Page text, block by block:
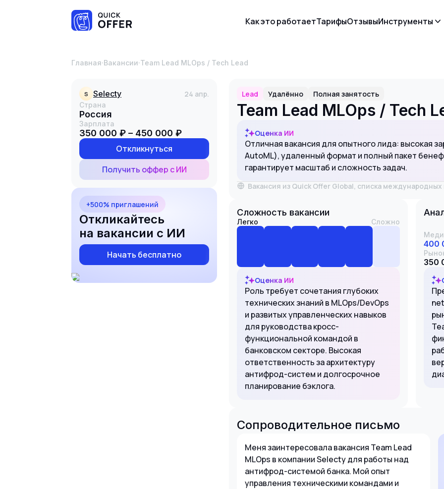
Как это работаетТарифыОтзывыИнструменты
Главная·Вакансии· Team Lead MLOps / Tech Lead
S Selecty 24 апр.
Страна
Россия
Зарплата
350 000 ₽ – 450 000 ₽
Откликнуться
Получить оффер с ИИ
+500% приглашений
Откликайтесь
на вакансии с ИИ
Начать бесплатно
Lead Удалённо Полная занятость
Team Lead MLOps / Tech
Оценка ИИ
Отличная вакансия для опытного лида: высокая
AutoML), удаленный формат и полный пакет
гарантирует масштаб и сложность задач.
Вакансия из Quick Offer Global, списка
Сложность вакансии
Легко Сложно
Оценка ИИ
Роль требует сочетания глубоких
технических знаний в MLOps/DevOps
и развитых управленческих навыков
для руководства кросс-
функциональной командой в
банковском секторе. Высокая
ответственность за архитектуру
антифрод-систем и долгосрочное
планирование бэклога.
400
350
Сопроводительное письмо
Меня заинтересовала вакансия Team Lead
MLOps в компании Selecty для работы над
антифрод-системой банка. Мой опыт
управления техническими командами и